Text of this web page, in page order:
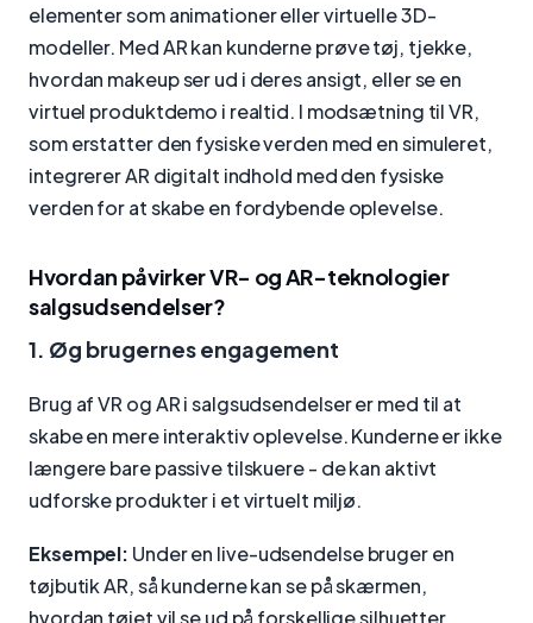
elementer som animationer eller virtuelle 3D-
modeller. Med AR kan kunderne prøve tøj, tjekke,
hvordan makeup ser ud i deres ansigt, eller se en
virtuel produktdemo i realtid. I modsætning til VR,
som erstatter den fysiske verden med en simuleret,
integrerer AR digitalt indhold med den fysiske
verden for at skabe en fordybende oplevelse.
Hvordan påvirker VR- og AR-teknologier
salgsudsendelser?
1. Øg brugernes engagement
Brug af VR og AR i salgsudsendelser er med til at
skabe en mere interaktiv oplevelse. Kunderne er ikke
længere bare passive tilskuere - de kan aktivt
udforske produkter i et virtuelt miljø.
Eksempel: Under en live-udsendelse bruger en
tøjbutik AR, så kunderne kan se på skærmen,
hvordan tøjet vil se ud på forskellige silhuetter.